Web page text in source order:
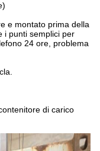
e montato prima della
i punti semplici per
24 ore, problema
di carico